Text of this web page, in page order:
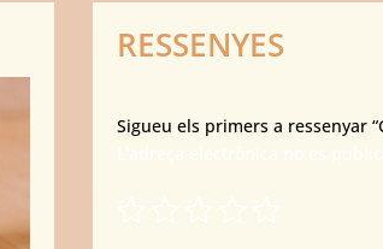
RESSENYES
Sigueu els primers a ressenyar